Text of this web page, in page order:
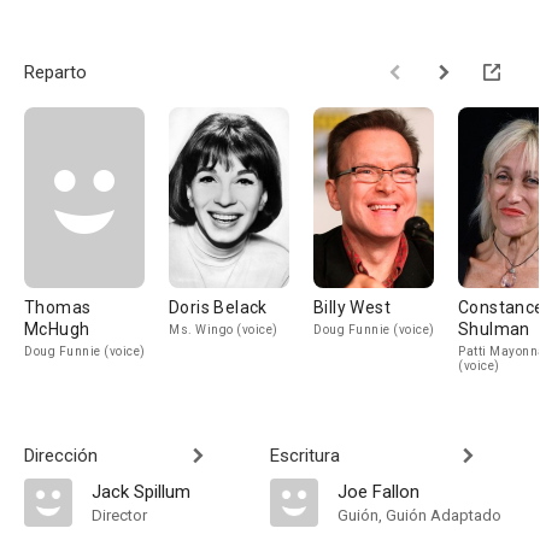
Reparto
Thomas
McHugh
Doug Funnie (voice)
Doris Belack
Ms. Wingo (voice)
Billy West
Doug Funnie (voice)
Shulman
Patti
(voice)
Dirección
Jack Spillum
Director
Escritura
Joe Fallon
Guión, Guión Adaptado